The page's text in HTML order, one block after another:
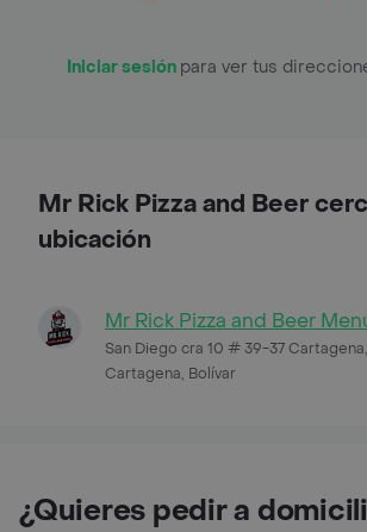
Iniciar sesión para ver tus
Mr Rick Pizza and Beer
ubicación
Mr Rick Pizza and Beer
San Diego cra 10 # 39-37
Cartagena, Bolívar
¿Quieres pedir a